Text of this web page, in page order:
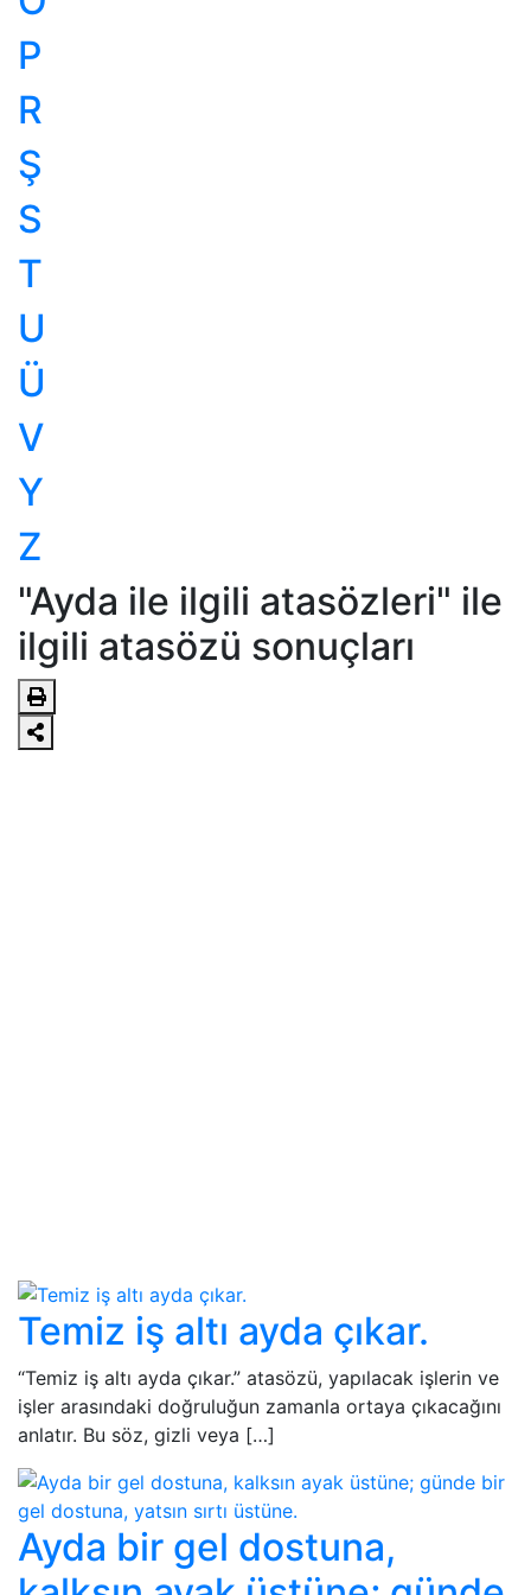
P
R
Ş
S
T
U
Ü
V
Y
Z
"Ayda ile ilgili atasözleri" ile
ilgili atasözü sonuçları
Temiz iş altı ayda çıkar.
“Temiz iş altı ayda çıkar.” atasözü, yapılacak işlerin ve
işler arasındaki doğruluğun zamanla ortaya çıkacağını
anlatır. Bu söz, gizli veya […]
Ayda bir gel dostuna,